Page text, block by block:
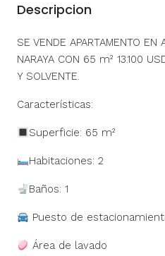
Descripcion
SE VENDE APARTAMENTO EN
NARAYA CON 65 m² 13.100
Y SOLVENTE.
Características:
Superficie: 65 m²
Habitaciones: 2
Baños: 1
Puesto de
Área de lavado